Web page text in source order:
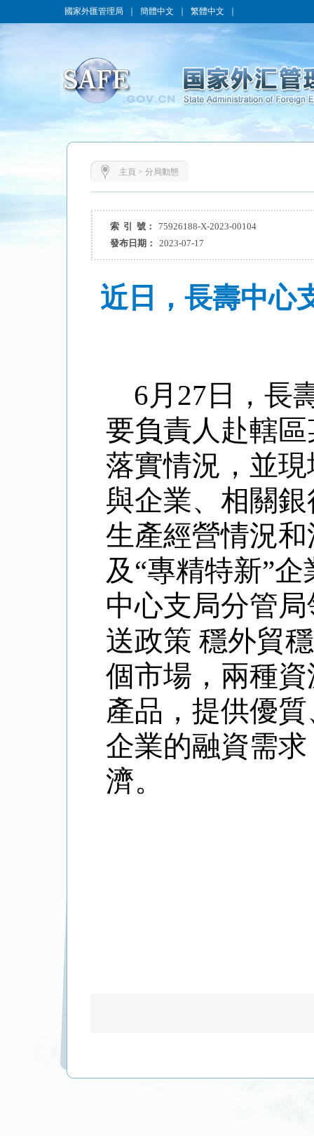
國家外匯管理局 簡體中文 繁體中文
主頁 > 分局動態
索 引 號：
75926188-X-2023-00104
發布日期：
2023-07-17
近日，長壽中心
6月 27 日，長
要負責人赴轄
落實情況，並
與企業、相關
生產經營情況
及 “專精特新”企
中心支局分管
送政策 穩外貿
個市場，兩種資
產品，提供優
企業的融資需
濟。